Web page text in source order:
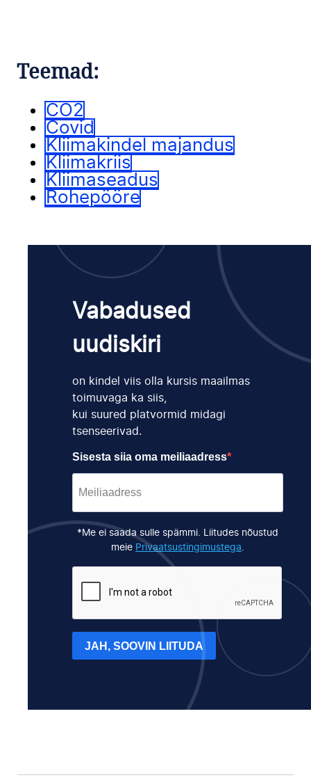
Teemad:
CO2
Covid
Kliimakindel majandus
Kliimakriis
Kliimaseadus
Rohepööre
Vabadused
uudiskiri
on kindel viis olla kursis maailmas
toimuvaga ka siis,
kui suured platvormid midagi
tsenseerivad.
Sisesta siia oma meiliaadress
*Me ei saada sulle spämmi. Liitudes nõustud
meie Privaatsustingimustega.
JAH, SOOVIN LIITUDA